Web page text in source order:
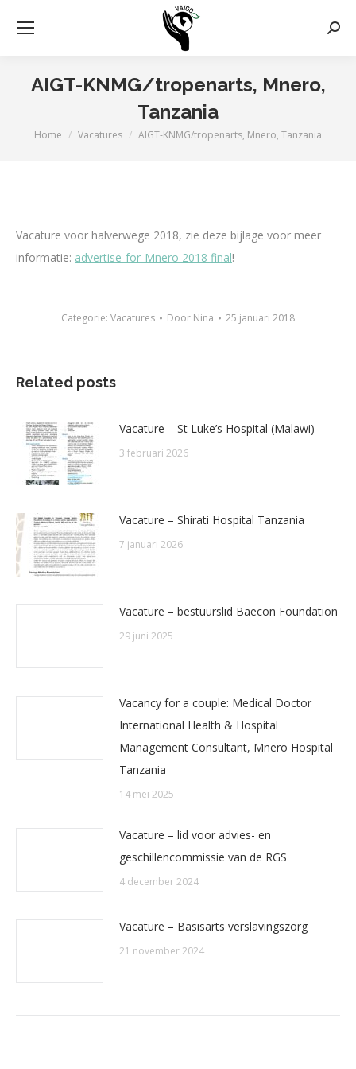
AIGT-KNMG/tropenarts, Mnero,
Tanzania
Je bent hier:
Home Vacatures AIGT-KNMG/tropenarts, Mnero, Tanzania
Vacature voor halverwege 2018, zie deze bijlage voor meer
informatie: advertise-for-Mnero 2018 final!
Categorie: Vacatures Door Nina 25 januari 2018
Related posts
Vacature – St Luke’s Hospital (Malawi)
3 februari 2026
Vacature – Shirati Hospital Tanzania
7 januari 2026
Vacature – bestuurslid Baecon Foundation
29 juni 2025
Vacancy for a couple: Medical Doctor
International Health & Hospital
Management Consultant, Mnero Hospital
Tanzania
14 mei 2025
Vacature – lid voor advies- en
geschillencommissie van de RGS
4 december 2024
Vacature – Basisarts verslavingszorg
21 november 2024